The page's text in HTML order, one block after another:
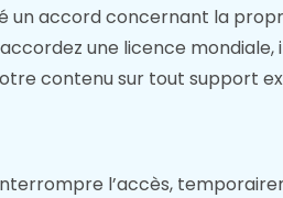
un accord concernant la
une licence
contenu sur tout support
l’accès,